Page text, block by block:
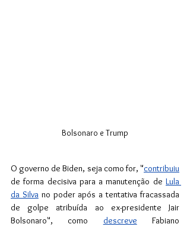
Bolsonaro e Trump
O governo de Biden, seja como for, "contribuiu
de forma decisiva para a manutenção de Lula
da Silva no poder após a tentativa fracassada
de golpe atribuída ao ex-presidente Jair
Bolsonaro", como descreve Fabiano